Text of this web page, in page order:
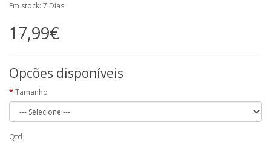
Em stock: 7 Dias
17,99€
Opcões disponíveis
Tamanho
Qtd